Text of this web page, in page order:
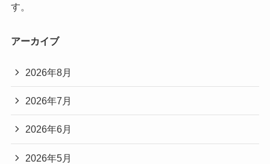
す。
アーカイブ
2026年8月
2026年7月
2026年6月
2026年5月